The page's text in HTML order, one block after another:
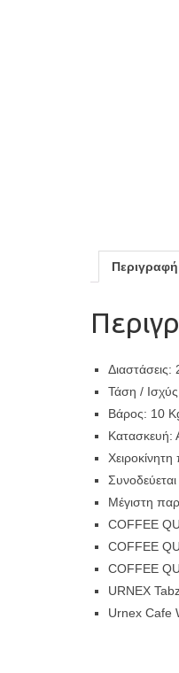
Περιγραφή
Τάση /
Βάρος: 10
Κατασκευή:
Μέγιστη
COFFEE
COFFEE
COFFEE
URNEX
Urnex Cafe